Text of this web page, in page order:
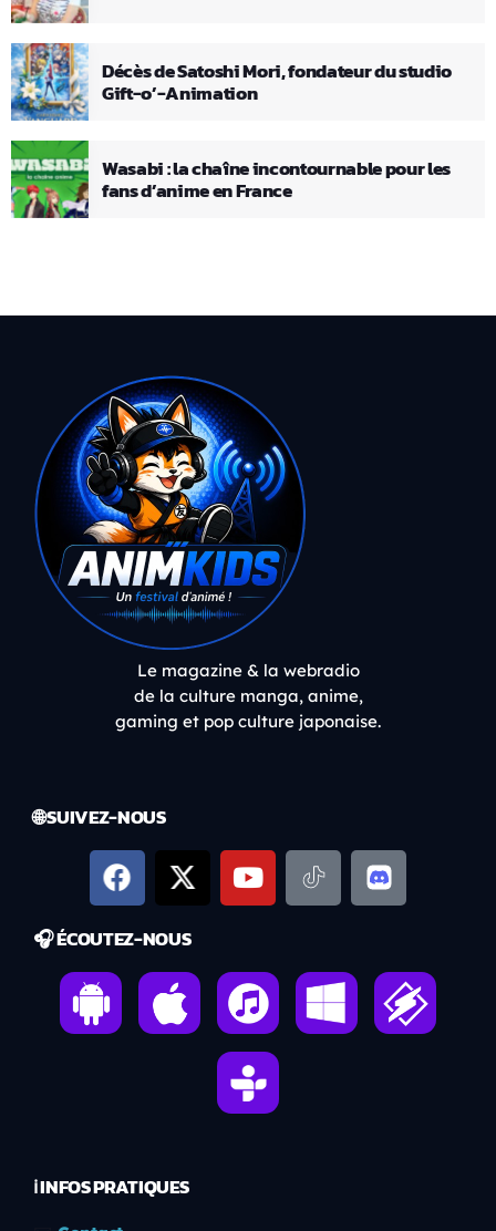
Décès de Satoshi Mori, fondateur du studio
Gift-o’-Animation
Wasabi : la chaîne incontournable pour les
fans d’anime en France
Le magazine & la webradio
de la culture manga, anime,
gaming et pop culture japonaise.
🌐 SUIVEZ-NOUS
🎧 ÉCOUTEZ-NOUS
ℹ️ INFOS PRATIQUES